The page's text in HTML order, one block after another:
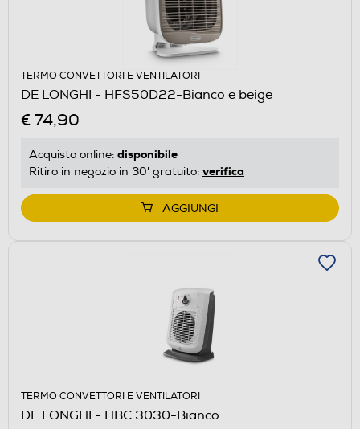
TERMO CONVETTORI E VENTILATORI
DE LONGHI - HFS50D22-Bianco e beige
€ 74,90
Acquisto online: disponibile
Ritiro in negozio in 30' gratuito: verifica
AGGIUNGI
TERMO CONVETTORI E VENTILATORI
DE LONGHI - HBC 3030-Bianco